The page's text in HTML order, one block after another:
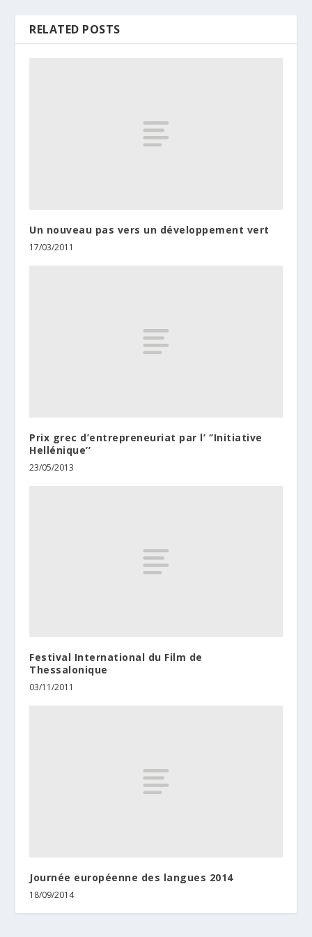
RELATED POSTS
Un nouveau pas vers un développement vert
17/03/2011
Prix grec d’entrepreneuriat par l’ ‘’Initiative
Hellénique’’
23/05/2013
Festival International du Film de
Thessalonique
03/11/2011
Journée européenne des langues 2014
18/09/2014